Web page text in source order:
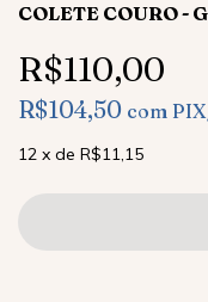
COLETE COURO - G
R$110,00
R$104,50 com
12 x de R$11,15